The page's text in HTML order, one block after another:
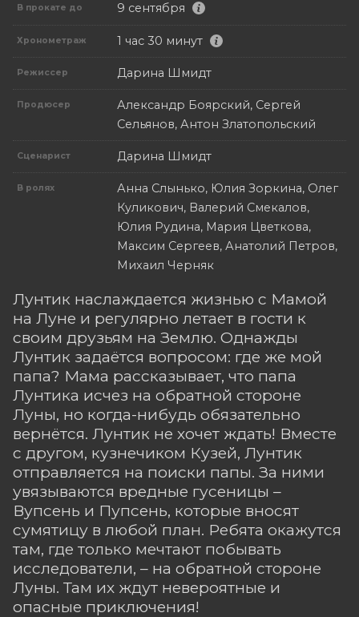
В прокате до 9 сентября
Хронометраж 1 час 30 минут
Режиссер Дарина Шмидт
Продюсер
Александр Боярский, Сергей
Сельянов, Антон Златопольский
Сценарист Дарина Шмидт
В ролях
Анна Слынько, Юлия Зоркина, Олег
Куликович, Валерий Смекалов,
Юлия Рудина, Мария Цветкова,
Максим Сергеев, Анатолий Петров,
Михаил Черняк
Лунтик наслаждается жизнью с Мамой
на Луне и регулярно летает в гости к
своим друзьям на Землю. Однажды
Лунтик задаётся вопросом: где же мой
папа? Мама рассказывает, что папа
Лунтика исчез на обратной стороне
Луны, но когда-нибудь обязательно
вернётся. Лунтик не хочет ждать! Вместе
с другом, кузнечиком Кузей, Лунтик
отправляется на поиски папы. За ними
увязываются вредные гусеницы –
Вупсень и Пупсень, которые вносят
сумятицу в любой план. Ребята окажутся
там, где только мечтают побывать
исследователи, – на обратной стороне
Луны. Там их ждут невероятные и
опасные приключения!